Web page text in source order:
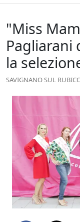
"Miss
Pagliarani
la
SAVIGNANO SUL